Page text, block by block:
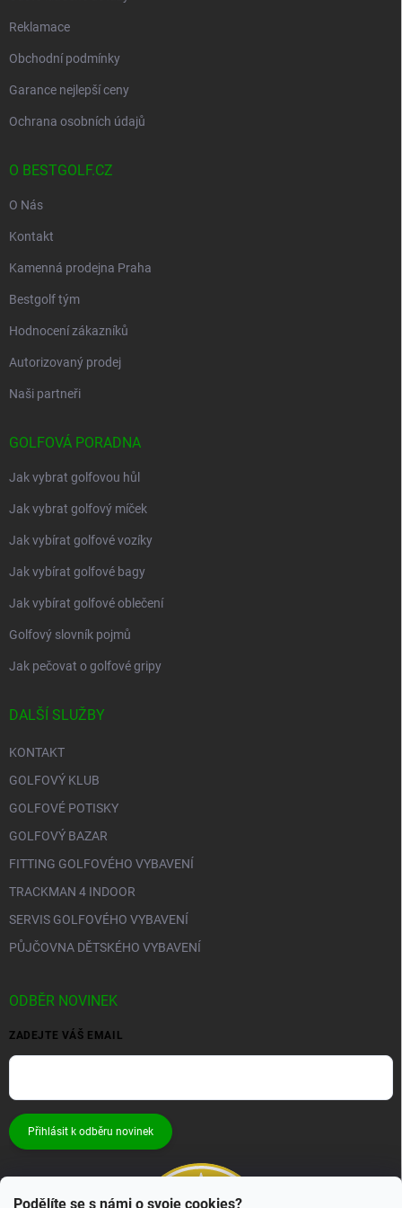
Podělíte se s námi o svoje cookies?
Reklamace
Obchodní podmínky
Garance nejlepší ceny
Ochrana osobních údajů
O BESTGOLF.CZ
O Nás
Kontakt
Kamenná prodejna Praha
Bestgolf tým
Hodnocení zákazníků
Autorizovaný prodej
Naši partneři
GOLFOVÁ PORADNA
Jak vybrat golfovou hůl
Jak vybrat golfový míček
Jak vybírat golfové vozíky
Jak vybírat golfové bagy
Jak vybírat golfové oblečení
Golfový slovník pojmů
Jak pečovat o golfové gripy
DALŠÍ SLUŽBY
KONTAKT
GOLFOVÝ KLUB
GOLFOVÉ POTISKY
GOLFOVÝ BAZAR
FITTING GOLFOVÉHO VYBAVENÍ
TRACKMAN 4 INDOOR
SERVIS GOLFOVÉHO VYBAVENÍ
PŮJČOVNA DĚTSKÉHO VYBAVENÍ
ODBĚR NOVINEK
ZADEJTE VÁŠ EMAIL
Přihlásit k odběru novinek